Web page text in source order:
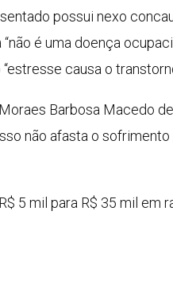
possui nexo
é uma doença
causa o
Barbosa Macedo
não afasta o
5 mil para R$ 35 mil em